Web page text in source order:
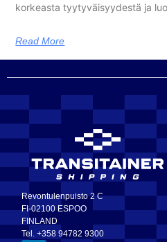
korkeasta tyytyväisyydestä ja
Read More
Revontulenpuisto 2 C
FI-02100 ESPOO
FINLAND
Tel. +358 94782 9300